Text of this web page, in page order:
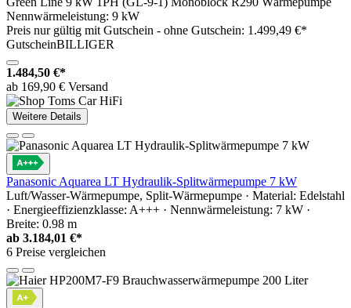
Nennwärmeleistung: 9 kW
Preis nur gültig mit Gutschein - ohne Gutschein: 1.499,49 €*
GutscheinBILLIGER
1.484,50 €*
ab 169,90 € Versand
Weitere Details
Panasonic Aquarea LT Hydraulik-Splitwärmepumpe 7 kW
Luft/Wasser-Wärmepumpe, Split-Wärmepumpe · Material: Edelstahl
· Energieeffizienzklasse: A+++ · Nennwärmeleistung: 7 kW ·
Breite: 0.98 m
ab 3.184,01 €*
6 Preise vergleichen